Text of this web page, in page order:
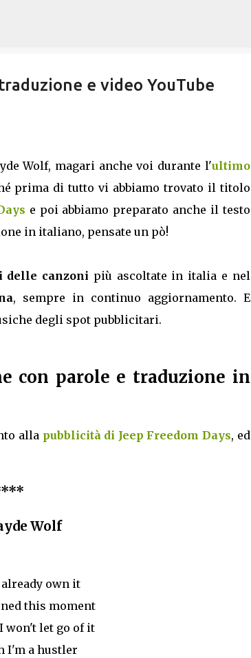
e video YouTube
Wolf, magari anche voi durante l'ultimo
prima di tutto vi abbiamo trovato il titolo
e poi abbiamo preparato anche il testo
in italiano, pensate un pò!
delle canzoni più ascoltate in italia e nel
, sempre in continuo aggiornamento. E
degli spot pubblicitari.
con parole e traduzione in
alla pubblicità di Jeep Freedom Days, ed
Wolf
own it
this moment
won't let go of it
I'm a hustler